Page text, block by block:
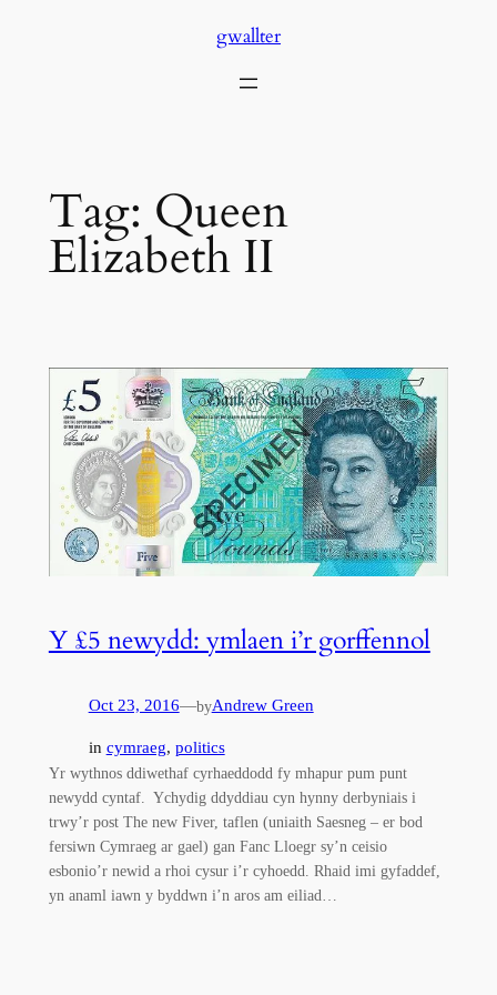
gwallter
Tag: Queen
Elizabeth II
Y £5 newydd: ymlaen i’r gorffennol
Oct 23, 2016—byAndrew Green
in cymraeg, politics
Yr wythnos ddiwethaf cyrhaeddodd fy mhapur pum punt
newydd cyntaf. Ychydig ddyddiau cyn hynny derbyniais i
trwy’r post The new Fiver, taflen (uniaith Saesneg – er bod
fersiwn Cymraeg ar gael) gan Fanc Lloegr sy’n ceisio
esbonio’r newid a rhoi cysur i’r cyhoedd. Rhaid imi gyfaddef,
yn anaml iawn y byddwn i’n aros am eiliad…